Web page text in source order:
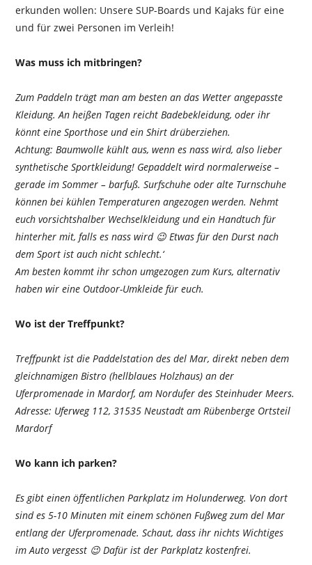
erkunden wollen: Unsere SUP-Boards und Kajaks für eine
und für zwei Personen im Verleih!
Was muss ich mitbringen?
Zum Paddeln trägt man am besten an das Wetter angepasste
Kleidung. An heißen Tagen reicht Badebekleidung, oder ihr
könnt eine Sporthose und ein Shirt drüberziehen.
Achtung: Baumwolle kühlt aus, wenn es nass wird, also lieber
synthetische Sportkleidung! Gepaddelt wird normalerweise –
gerade im Sommer – barfuß. Surfschuhe oder alte Turnschuhe
können bei kühlen Temperaturen angezogen werden. Nehmt
euch vorsichtshalber Wechselkleidung und ein Handtuch für
hinterher mit, falls es nass wird 😉 Etwas für den Durst nach
dem Sport ist auch nicht schlecht.‘
Am besten kommt ihr schon umgezogen zum Kurs, alternativ
haben wir eine Outdoor-Umkleide für euch.
Wo ist der Treffpunkt?
Treffpunkt ist die Paddelstation des del Mar, direkt neben dem
gleichnamigen Bistro (hellblaues Holzhaus) an der
Uferpromenade in Mardorf, am Nordufer des Steinhuder Meers.
Adresse: Uferweg 112, 31535 Neustadt am Rübenberge Ortsteil
Mardorf
Wo kann ich parken?
Es gibt einen öffentlichen Parkplatz im Holunderweg. Von dort
sind es 5-10 Minuten mit einem schönen Fußweg zum del Mar
entlang der Uferpromenade. Schaut, dass ihr nichts Wichtiges
im Auto vergesst 😉 Dafür ist der Parkplatz kostenfrei.